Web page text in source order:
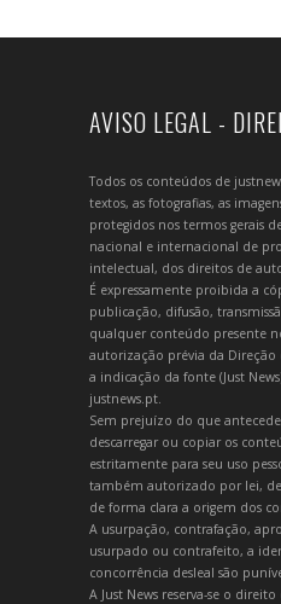
AVISO LEGAL -
Todos os conteúdos de
textos, as fotografias, as
protegidos nos termos gerais
nacional e internacional de
intelectual, dos direitos de
É expressamente proibida a
publicação, difusão,
qualquer conteúdo presente
autorização prévia da Direção
a indicação da fonte (Just
justnews.pt.
Sem prejuízo do que
descarregar ou copiar os
estritamente para seu uso
também autorizado por lei,
de forma clara a origem dos
A usurpação, contrafação,
usurpado ou contrafeito, a
concorrência desleal são
A Just News reserva-se o